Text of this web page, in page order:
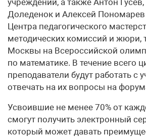
учреждений, а также Антон
Доледенок и Алексей
Центра педагогического
методических комиссий и жюри,
Москвы на Всероссийской
по математике. В течение всего
преподаватели будут работать с
отвечать на их вопросы на
Усвоившие не менее 70% от
смогут получить электронный
который может давать